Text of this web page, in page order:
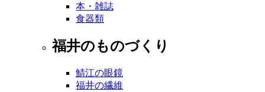
本・雑誌
食器類
福井のものづくり
鯖江の眼鏡
福井の繊維